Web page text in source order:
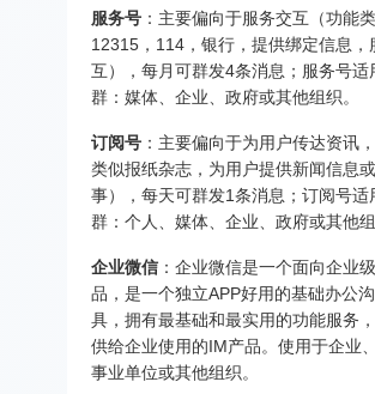
服务号 ：主要偏向于服务交互（功能
12315，114，银行，提供绑定信息，
互），每月可群发4条消息；服务号适
群：媒体、企业、政府或其他组织。
订阅号 ：主要偏向于为用户传达资讯
类似报纸杂志，为用户提供新闻信息
事），每天可群发1条消息；订阅号适
群：个人、媒体、企业、政府或其他组
企业微信 ：企业微信是一个面向企业
品，是一个独立APP好用的基础办公
具，拥有最基础和最实用的功能服务
供给企业使用的IM产品。使用于企业、
事业单位或其他组织。